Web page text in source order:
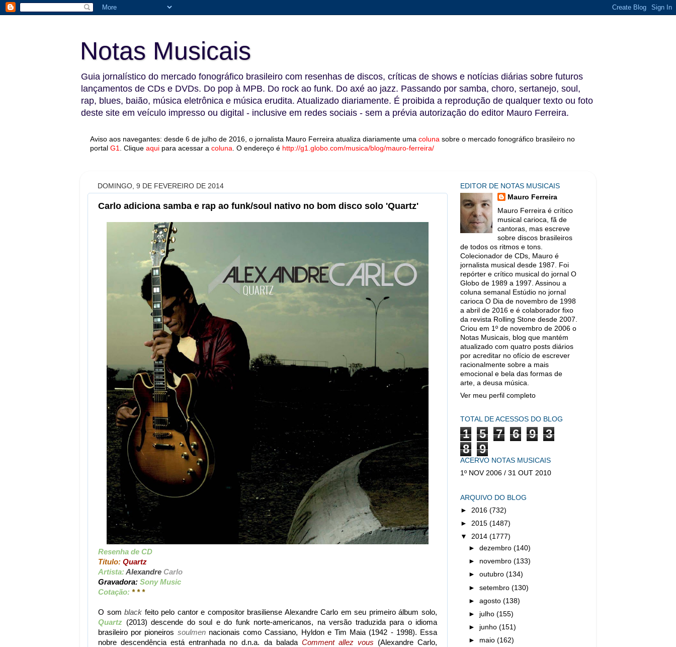
Notas Musicais
Guia jornalístico do mercado fonográfico brasileiro com resenhas de discos, críticas de shows e notícias diárias sobre futuros
lançamentos de CDs e DVDs. Do pop à MPB. Do rock ao funk. Do axé ao jazz. Passando por samba, choro, sertanejo, soul,
rap, blues, baião, música eletrônica e música erudita. Atualizado diariamente. É proibida a reprodução de qualquer texto ou foto
deste site em veículo impresso ou digital - inclusive em redes sociais - sem a prévia autorização do editor Mauro Ferreira.
Aviso aos navegantes: desde 6 de julho de 2016, o jornalista Mauro Ferreira atualiza diariamente uma coluna sobre o mercado fonográfico brasileiro no
portal G1 Clique aqui para acessar a coluna O endereço é http://g1.globo.com/musica/blog/mauro-ferreira/
DOMINGO, 9 DE FEVEREIRO DE 2014
Carlo adiciona samba e rap ao funk/soul nativo no bom disco solo 'Quartz'
Resenha de CD
Título: Quartz
Artista: Alexandre Carlo
Gravadora: Sony Music
Cotação: * * *
O somblack feito pelo cantor e compositor brasiliense Alexandre Carlo em seu primeiro álbum solo,
Quartz (2013) descende do soul e do funk norte-americanos, na versão traduzida para o idioma
brasileiro por pioneiros soulmennacionais como Cassiano, Hyldon e Tim Maia (1942 - 1998). Essa
nobre descendência está entranhada no d.n.a. da balada Comment allez vous (Alexandre Carlo,
EDITOR DE NOTAS MUSICAIS
Mauro Ferreira
Mauro Ferreira é crítico
musical carioca, fã de
cantoras, mas escreve
sobre discos brasileiros
de todos os ritmos e tons.
Colecionador de CDs, Mauro é
jornalista musical desde 1987. Foi
repórter e crítico musical do jornal O
Globo de 1989 a 1997. Assinou a
coluna semanal Estúdio no jornal
carioca O Dia de novembro de 1998
a abril de 2016 e é colaborador fixo
da revista Rolling Stone desde 2007.
Criou em 1º de novembro de 2006 o
Notas Musicais, blog que mantém
atualizado com quatro posts diários
por acreditar no ofício de escrever
racionalmente sobre a mais
emocional e bela das formas de
arte, a deusa música.
Ver meu perfil completo
TOTAL DE ACESSOS DO BLOG
1 5 7 6 9
3
8
9
ACERVO NOTAS MUSICAIS
1º NOV 2006 / 31 OUT 2010
ARQUIVO DO BLOG
► 2016 (732)
► 2015 (1487)
▼ 2014 (1777)
►dezembro(140)
► novembro(133)
►outubro(134)
►setembro(130)
►agosto(138)
► julho(155)
► junho(151)
► maio(162)